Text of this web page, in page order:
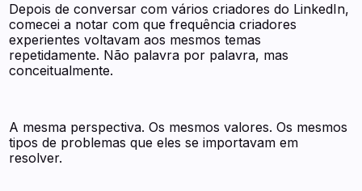
Depois de conversar com vários criadores do LinkedIn,
comecei a notar com que frequência criadores
experientes voltavam aos mesmos temas
repetidamente. Não palavra por palavra, mas
conceitualmente.
A mesma perspectiva. Os mesmos valores. Os mesmos
tipos de problemas que eles se importavam em
resolver.